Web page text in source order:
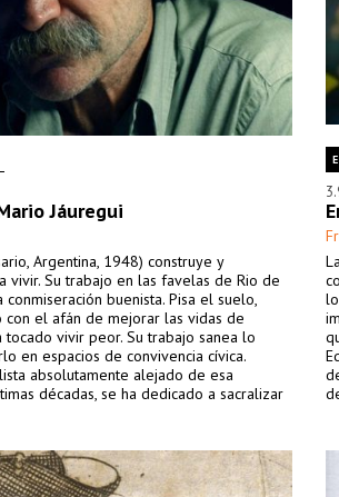
Jáuregui
Argentina, 1948) construye y
vivir. Su trabajo en las favelas de Rio de
buenista. Pisa el suelo,
el afán de mejorar las vidas de
vivir peor. Su trabajo sanea lo
en espacios de convivencia cívica.
absolutamente alejado de esa
décadas, se ha dedicado a sacralizar